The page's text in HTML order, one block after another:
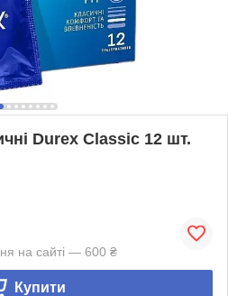
Durex Classic 12 шт.
на сайті — 600 ₴
Купити